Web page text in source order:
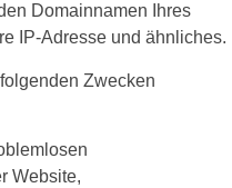
Domainnamen Ihres
IP-Adresse und ähnliches.
Zwecken
Website,